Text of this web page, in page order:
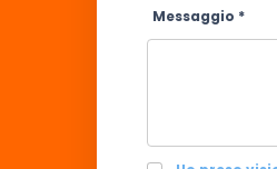
Messaggio *